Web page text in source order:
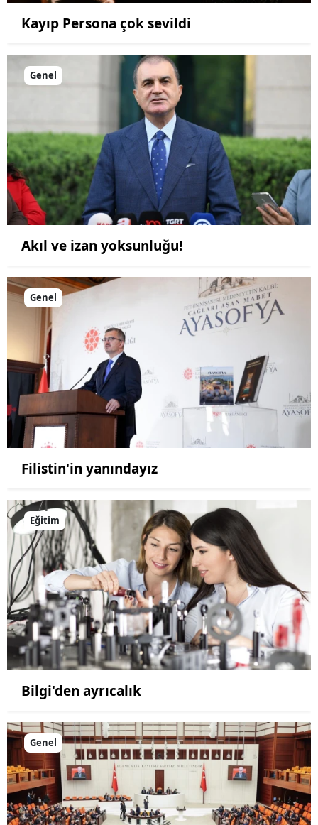
Kayıp Persona çok sevildi
Genel
Akıl ve izan yoksunluğu!
Genel
Filistin'in yanındayız
Eğitim
Bilgi'den ayrıcalık
Genel